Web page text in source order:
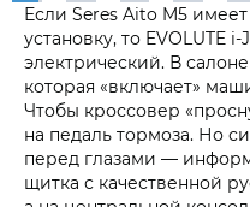
Если Seres Aito M5
установку, то EVOLUTE
электрический. В
которая «включает»
Чтобы кроссовер
на педаль тормоза. Но
перед глазами —
щитка с качественной